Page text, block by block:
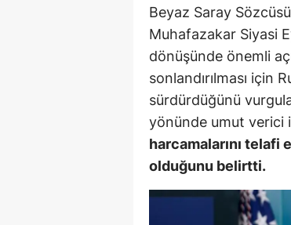
Beyaz Saray
Muhafazakar Siyasi
dönüşünde önemli
sonlandırılması için
sürdürdüğünü
yönünde umut verici
harcamalarını telafi
olduğunu belirtti.